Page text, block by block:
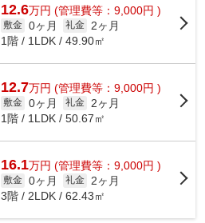
12.6万円 (管理費等：9,000円 )
敷金 0ヶ月 礼金
2ヶ月
1階 / 1LDK / 49.90㎡
12.7万円 (管理費等：9,000円 )
敷金 0ヶ月 礼金
2ヶ月
1階 / 1LDK / 50.67㎡
16.1万円 (管理費等：9,000円 )
敷金 0ヶ月 礼金
2ヶ月
3階 / 2LDK / 62.43㎡